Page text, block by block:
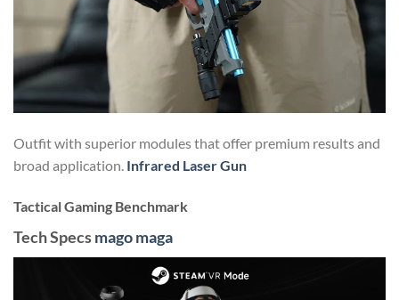
Outfit with superior modules that offer premium results and
broad application. Infrared Laser Gun
Tactical Gaming Benchmark
Tech Specsmago maga